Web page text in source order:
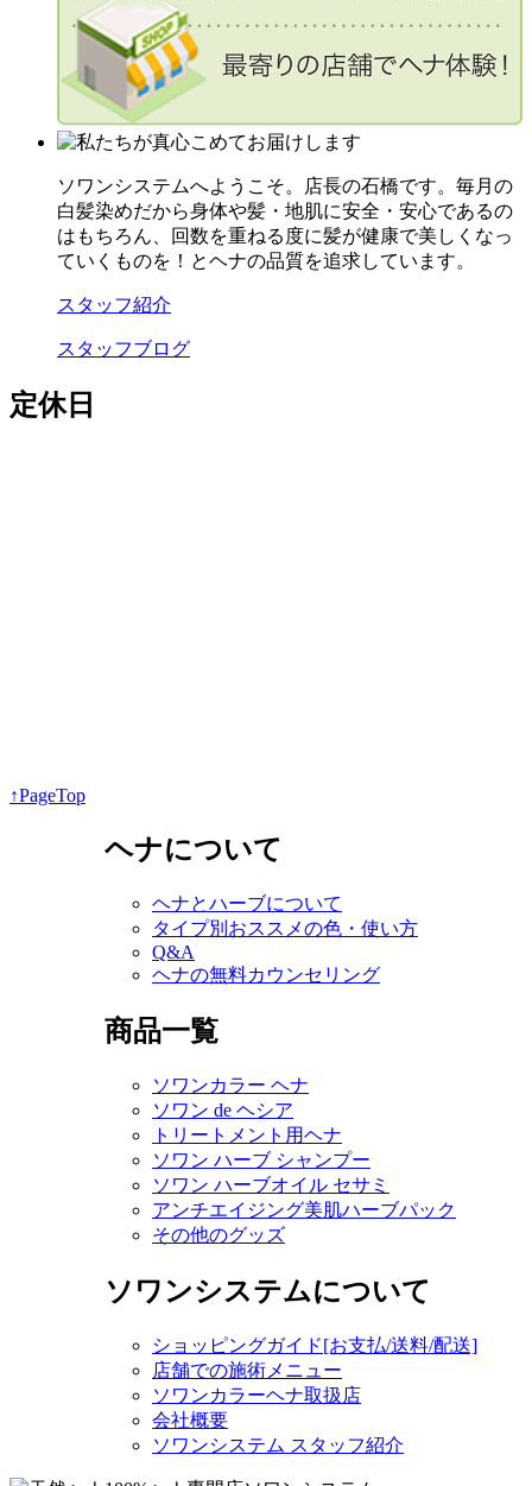
ソワンシステムへようこそ。店長の石橋です。毎月の
白髪染めだから身体や髪・地肌に安全・安心であるの
はもちろん、回数を重ねる度に髪が健康で美しくなっ
ていくものを！とヘナの品質を追求しています。
スタッフ紹介
スタッフブログ
定休日
↑PageTop
ヘナについて
ヘナとハーブについて
タイプ別おススメの色・使い方
Q&A
ヘナの無料カウンセリング
商品一覧
ソワンカラー ヘナ
ソワン de ヘシア
トリートメント用ヘナ
ソワン ハーブ シャンプー
ソワン ハーブオイル セサミ
アンチエイジング美肌ハーブパック
その他のグッズ
ソワンシステムについて
ショッピングガイド[お支払/送料/配送]
店舗での施術メニュー
ソワンカラーヘナ取扱店
会社概要
ソワンシステム スタッフ紹介